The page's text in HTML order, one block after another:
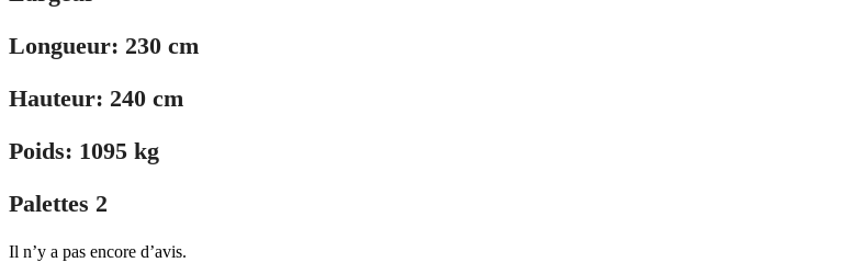
Longueur: 230 cm
Hauteur: 240 cm
Poids: 1095 kg
Palettes 2
Il n’y a pas encore d’avis.